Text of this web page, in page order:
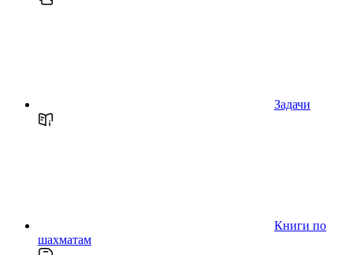
Задачи
Книги по
шахматам